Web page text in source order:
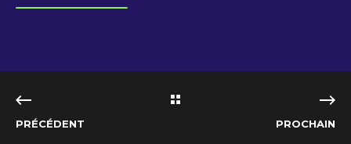
PRÉCÉDENT PROCHAIN